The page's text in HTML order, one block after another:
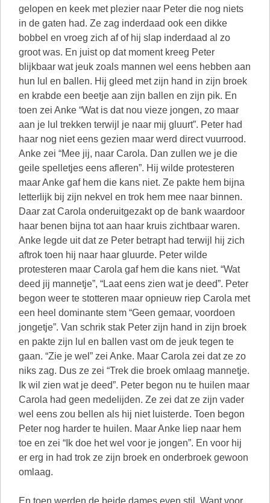
gelopen en keek met plezier naar Peter die nog niets
in de gaten had. Ze zag inderdaad ook een dikke
bobbel en vroeg zich af of hij slap inderdaad al zo
groot was. En juist op dat moment kreeg Peter
blijkbaar wat jeuk zoals mannen wel eens hebben aan
hun lul en ballen. Hij gleed met zijn hand in zijn broek
en krabde een beetje aan zijn ballen en zijn pik. En
toen zei Anke “Wat is dat nou vieze jongen, zo maar
aan je lul trekken terwijl je naar mij gluurt”. Peter had
haar nog niet eens gezien maar werd direct vuurrood.
Anke zei “Mee jij, naar Carola. Dan zullen we je die
geile spelletjes eens afleren”. Hij wilde protesteren
maar Anke gaf hem die kans niet. Ze pakte hem bijna
letterlijk bij zijn nekvel en trok hem mee naar binnen.
Daar zat Carola onderuitgezakt op de bank waardoor
haar benen bijna tot aan haar kruis zichtbaar waren.
Anke legde uit dat ze Peter betrapt had terwijl hij zich
aftrok toen hij naar haar gluurde. Peter wilde
protesteren maar Carola gaf hem die kans niet. “Wat
deed jij mannetje”, “Laat eens zien wat je deed”. Peter
begon weer te stotteren maar opnieuw riep Carola met
een heel dominante stem “Geen gemaar, voordoen
jongetje”. Van schrik stak Peter zijn hand in zijn broek
en pakte zijn lul en ballen vast om de jeuk tegen te
gaan. “Zie je wel” zei Anke. Maar Carola zei dat ze zo
niks zag. Dus ze zei “Trek die broek omlaag mannetje.
Ik wil zien wat je deed”. Peter begon nu te huilen maar
Carola had geen medelijden. Ze zei dat ze zijn vader
wel eens zou bellen als hij niet luisterde. Toen begon
Peter nog harder te huilen. Maar Anke liep naar hem
toe en zei “Ik doe het wel voor je jongen”. En voor hij
er erg in had trok ze zijn broek en onderbroek gewoon
omlaag.
En toen werden de beide dames even stil. Want voor